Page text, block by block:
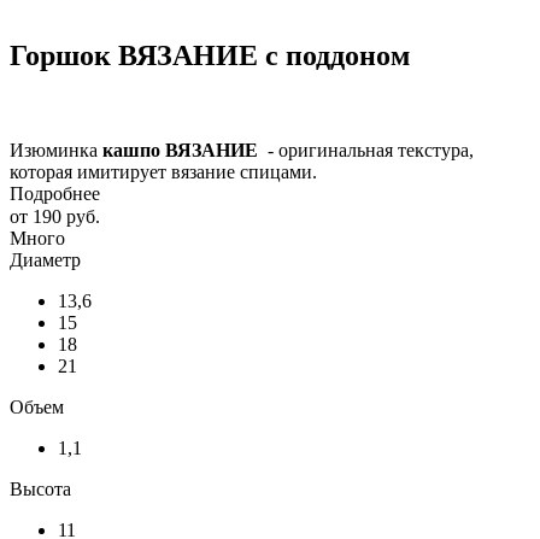
Горшок ВЯЗАНИЕ с поддоном
Изюминка кашпо ВЯЗАНИЕ - оригинальная текстура,
которая имитирует вязание спицами.
Подробнее
от 190 руб.
Много
Диаметр
13,6
15
18
21
Объем
1,1
Высота
11